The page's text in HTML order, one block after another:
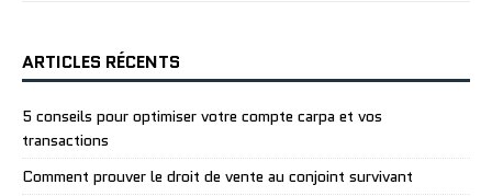
ARTICLES RÉCENTS
5 conseils pour optimiser votre compte carpa et vos
transactions
Comment prouver le droit de vente au conjoint survivant